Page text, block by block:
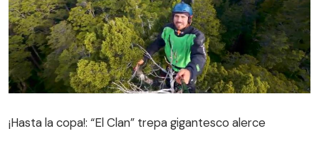
¡Hasta la copa!: “El Clan” trepa gigantesco alerce